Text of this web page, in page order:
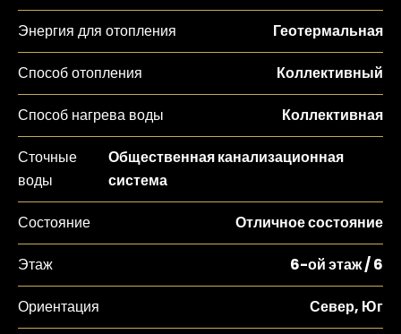
Энергия для отопления Геотермальная
Способ отопления Коллективный
Способ нагрева воды Коллективная
Сточные
воды
Общественная канализационная
система
Состояние Отличное состояние
Этаж 6-ой этаж / 6
Ориентация Север, Юг